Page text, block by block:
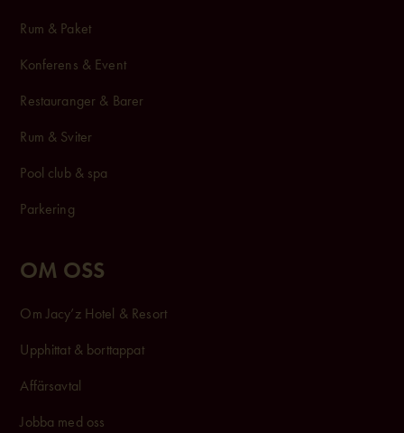
Rum & Paket
Konferens & Event
Restauranger & Barer
Rum & Sviter
Pool club & spa
Parkering
OM OSS
Om Jacy’z Hotel & Resort
Upphittat & borttappat
Affärsavtal
Jobba med oss